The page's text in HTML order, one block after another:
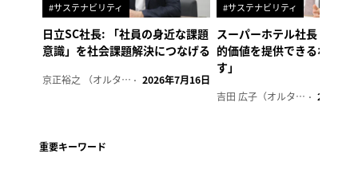
#サステナビリティ
日立SC社長: 「社員の身近な課題
意識」を社会課題解決につなげる
京正裕之 （オルタナ副編集長） 2026年7月16日
#サステナビリティ
スーパーホテル社長「地域
的価値を提供できるホテル
す」
吉田 広子（オルタナ輪番編集長） 2026年6
重要キーワード